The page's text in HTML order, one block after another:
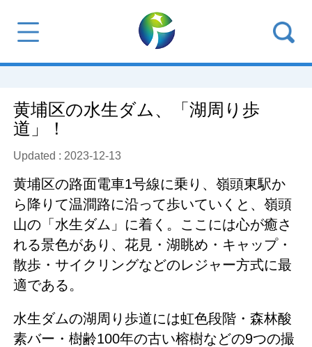
黄埔区の水生ダム、「湖周り歩
道」！
Updated : 2023-12-13
黄埔区の路面電車1号線に乗り、嶺頭東駅か
ら降りて温澗路に沿って歩いていくと、嶺頭
山の「水生ダム」に着く。ここには心が癒さ
れる景色があり、花見・湖眺め・キャップ・
散歩・サイクリングなどのレジャー方式に最
適である。
水生ダムの湖周り歩道には虹色段階・森林酸
素バー・樹齢100年の古い榕樹などの9つの撮